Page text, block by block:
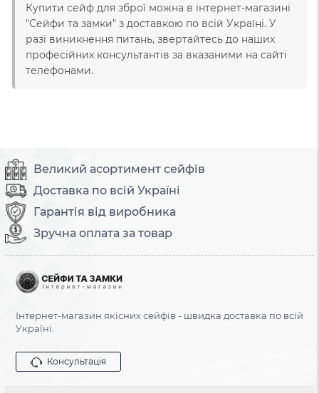
Купити сейф для зброї можна в інтернет-магазині
"Сейфи та замки" з доставкою по всій Україні. У
разі виникнення питань, звертайтесь до наших
професійних консультантів за вказаними на сайті
телефонами.
Великий асортимент сейфів
Доставка по всій Україні
Гарантія від виробника
Зручна оплата за товар
Інтернет-магазин якісних сейфів - швидка доставка по всій
Україні.
Консультація